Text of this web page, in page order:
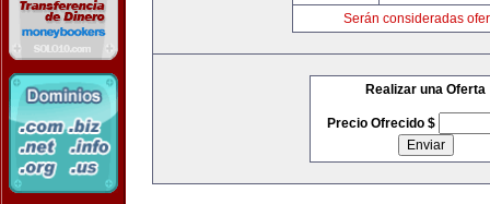
Serán consideradas
Realizar una Oferta
Precio Ofrecido $